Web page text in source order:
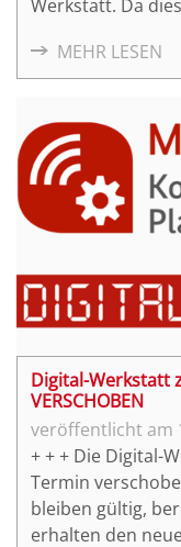
Werkstatt. Da
dem Mittelstand
Form eines
Architekten, bei
eigentlich im Mai
MEHR LESEN
Digital-Werkstatt
VERSCHOBEN
+ + + Die Digital-
Termin
bleiben gültig,
erhalten den